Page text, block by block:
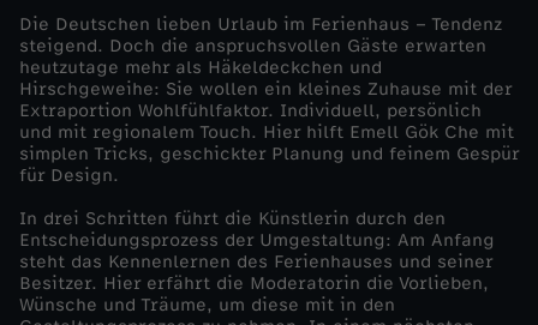
e
r
i
e
n
Die Deutschen lieben Urlaub im Ferienhaus – Tendenz
steigend. Doch die anspruchsvollen Gäste erwarten
heutzutage mehr als Häkeldeckchen und
Hirschgeweihe: Sie wollen ein kleines Zuhause mit der
Extraportion Wohlfühlfaktor. Individuell, persönlich
und mit regionalem Touch. Hier hilft Emell Gök Che mit
simplen Tricks, geschickter Planung und feinem Gespür
für Design.
In drei Schritten führt die Künstlerin durch den
Entscheidungsprozess der Umgestaltung: Am Anfang
steht das Kennenlernen des Ferienhauses und seiner
Besitzer. Hier erfährt die Moderatorin die Vorlieben,
Wünsche und Träume, um diese mit in den